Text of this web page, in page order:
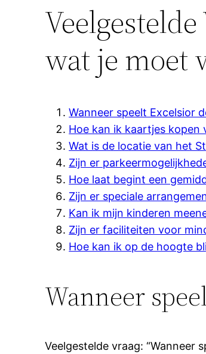
wat je moet
Wanneer speelt Excelsior
Hoe kan ik kaartjes kopen
Wat is de locatie van het
Zijn er
Hoe laat begint een
Zijn er speciale
Kan ik mijn kinderen
Zijn er faciliteiten voor
Hoe kan ik op de hoogte
Wanneer
Veelgestelde vraag: “Wanneer